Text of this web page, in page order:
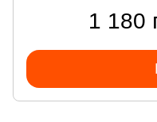
1 180